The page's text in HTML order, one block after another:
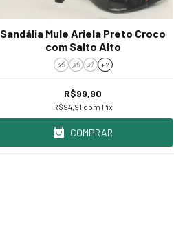
Sandália Mule Ariela Preto Croco
com Salto Alto
35 36 37 + 2
R$99,90
R$94,91 com Pix
COMPRAR